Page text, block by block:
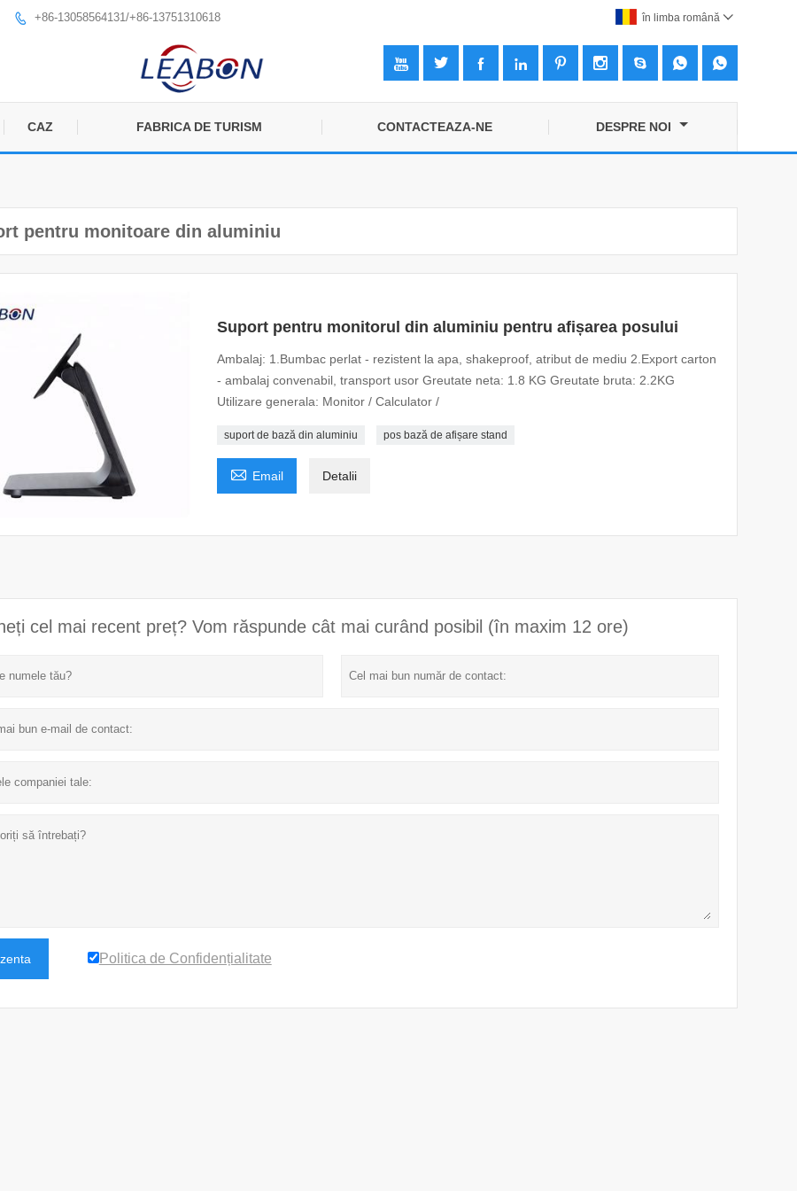
 +86-13058564131/+86-13751310618 în limba română 
        
CAZ FABRICA DE TURISM CONTACTEAZA-NE DESPRE NOI
pentru monitoare din aluminiu
Suport pentru monitorul din aluminiu pentru afișarea posului
Ambalaj: 1.Bumbac perlat - rezistent la apa, shakeproof, atribut de mediu 2.Export carton
- ambalaj convenabil, transport usor Greutate neta: 1.8 KG Greutate bruta: 2.2KG
Utilizare generala: Monitor / Calculator /
suport de bază din aluminiu pos bază de afișare stand
 Email Detalii
cel mai recent preț? Vom răspunde cât mai curând posibil (în maxim 12 ore)
Politica de Confidențialitate